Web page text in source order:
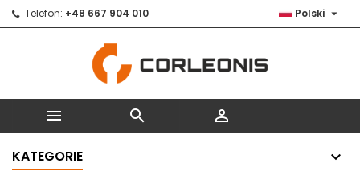
Telefon: +48 667 904 010 Polski 
  
KATEGORIE